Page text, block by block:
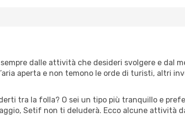
dalle attività che desideri svolgere e dal
aperta e non temono le orde di turisti, altri
tra la folla? O sei un tipo più tranquillo e
Setif non ti deluderà. Ecco alcune attività